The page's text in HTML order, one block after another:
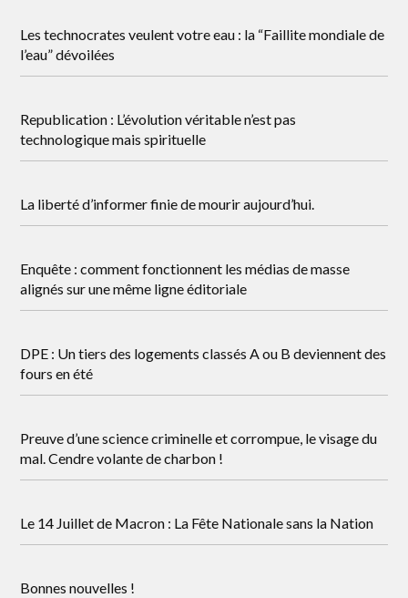
Les technocrates veulent votre eau : la “Faillite mondiale de
l’eau” dévoilées
Republication : L’évolution véritable n’est pas
technologique mais spirituelle
La liberté d’informer finie de mourir aujourd’hui.
Enquête : comment fonctionnent les médias de masse
alignés sur une même ligne éditoriale
DPE : Un tiers des logements classés A ou B deviennent des
fours en été
Preuve d’une science criminelle et corrompue, le visage du
mal. Cendre volante de charbon !
Le 14 Juillet de Macron : La Fête Nationale sans la Nation
Bonnes nouvelles !